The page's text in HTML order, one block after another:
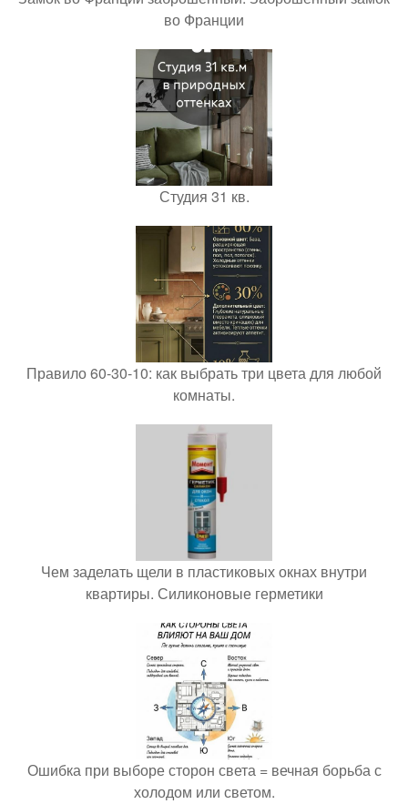
во Франции
Студия 31 кв.
Правило 60-30-10: как выбрать три цвета для любой
комнаты.
Чем заделать щели в пластиковых окнах внутри
квартиры. Силиконовые герметики
Ошибка при выборе сторон света = вечная борьба с
холодом или светом.